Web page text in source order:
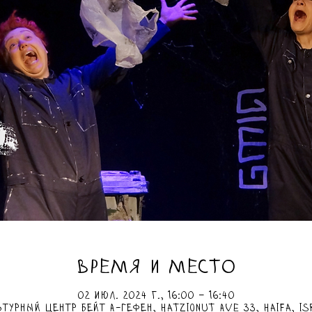
ВРЕМЯ И МЕСТО
02 июл. 2024 г., 16:00 – 16:40
центр Бейт а-Гефен, Hatzionut Ave 33, Haifa,